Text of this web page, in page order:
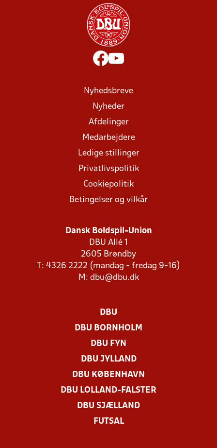
Nyhedsbreve
Nyheder
Afdelinger
Medarbejdere
Ledige stillinger
Privatlivspolitik
Cookiepolitik
Betingelser og vilkår
Dansk Boldspil-Union
DBU Allé 1
2605 Brøndby
T: 4326 2222 (mandag - fredag 9-16)
M: dbu@dbu.dk
DBU
DBU BORNHOLM
DBU FYN
DBU JYLLAND
DBU KØBENHAVN
DBU LOLLAND-FALSTER
DBU SJÆLLAND
FUTSAL